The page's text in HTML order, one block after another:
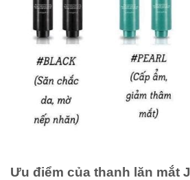
Ưu điểm của thanh lăn mắt